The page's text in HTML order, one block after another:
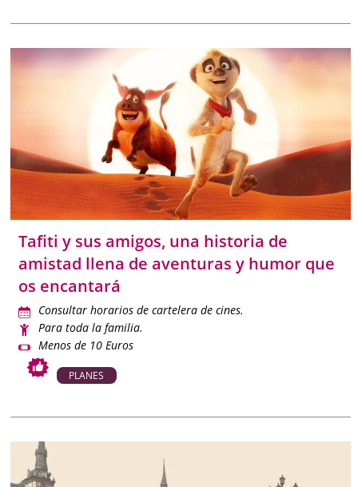
Tafiti y sus amigos, una historia de
amistad llena de aventuras y humor que
os encantará
Consultar horarios de cartelera de cines.
Para toda la familia.
Menos de 10 Euros
PLANES